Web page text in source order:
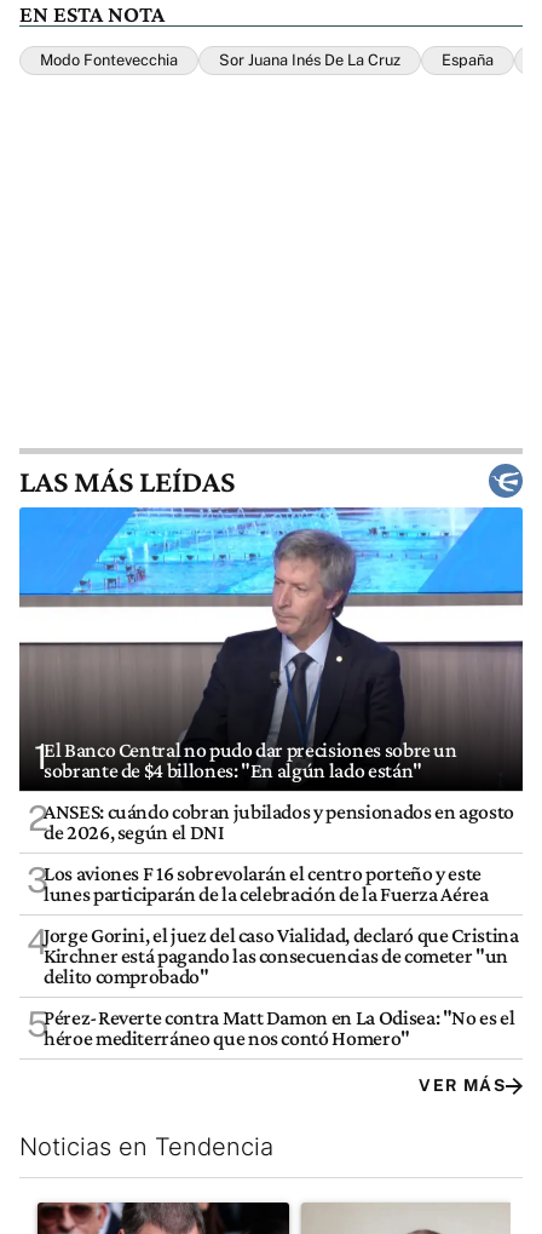
EN ESTA NOTA
Modo Fontevecchia Sor Juana Inés De La Cruz España
LAS MÁS LEÍDAS
1El Banco Central no pudo dar precisiones sobre un
sobrante de $4 billones: "En algún lado están"
2ANSES: cuándo cobran jubilados y pensionados en agosto
de 2026, según el DNI
3Los aviones F 16 sobrevolarán el centro porteño y este
lunes participarán de la celebración de la Fuerza Aérea
4Jorge Gorini, el juez del caso Vialidad, declaró que Cristina
Kirchner está pagando las consecuencias de cometer "un
delito comprobado"
5Pérez-Reverte contra Matt Damon en La Odisea: "No es el
héroe mediterráneo que nos contó Homero"
VER MÁS
Noticias en Tendencia
Este listado muestra los artículos con más comentarios en los
Un artículo de tendencia con el título "El fiscal intimó a
Un artículo de tendencia con